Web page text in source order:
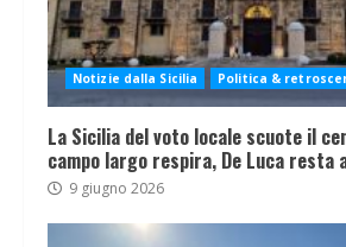
Notizie dalla Sicilia Politica &
La Sicilia del voto locale scuote il
campo largo respira, De Luca resta
9 giugno 2026